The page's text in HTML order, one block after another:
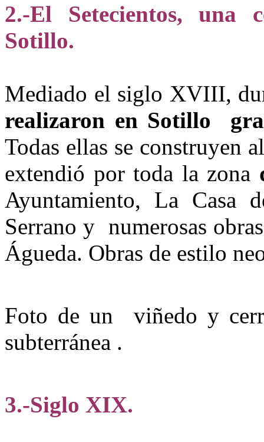
2.-El Setecientos, una
Sotillo.
Mediado el siglo XVIII,
realizaron en Sotillo
Todas ellas se construyen
extendió por toda la zona
Ayuntamiento, La Casa
Serrano y numerosas
Águeda. Obras de estilo
Foto de un viñedo y
subterránea .
3.-Siglo XIX.